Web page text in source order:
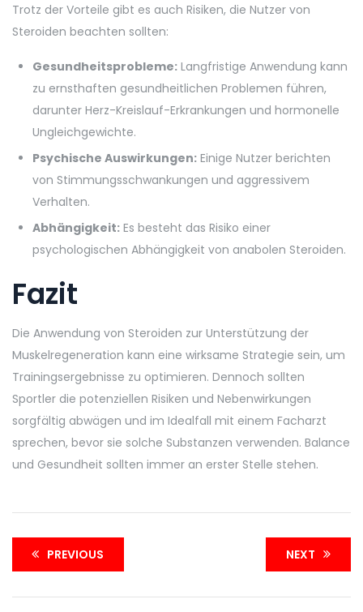
Trotz der Vorteile gibt es auch Risiken, die Nutzer von
Steroiden beachten sollten:
Gesundheitsprobleme: Langfristige Anwendung kann
zu ernsthaften gesundheitlichen Problemen führen,
darunter Herz-Kreislauf-Erkrankungen und hormonelle
Ungleichgewichte.
Psychische Auswirkungen: Einige Nutzer berichten
von Stimmungsschwankungen und aggressivem
Verhalten.
Abhängigkeit: Es besteht das Risiko einer
psychologischen Abhängigkeit von anabolen Steroiden.
Fazit
Die Anwendung von Steroiden zur Unterstützung der
Muskelregeneration kann eine wirksame Strategie sein, um
Trainingsergebnisse zu optimieren. Dennoch sollten
Sportler die potenziellen Risiken und Nebenwirkungen
sorgfältig abwägen und im Idealfall mit einem Facharzt
sprechen, bevor sie solche Substanzen verwenden. Balance
und Gesundheit sollten immer an erster Stelle stehen.
PREVIOUS NEXT